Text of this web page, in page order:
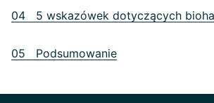
05 Podsumowanie